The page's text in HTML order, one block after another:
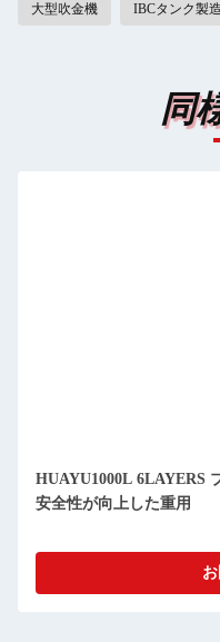
大型吹金機 IBCタンク製
同
HUAYU1000L 6LAYERS
安全性が向上した重用